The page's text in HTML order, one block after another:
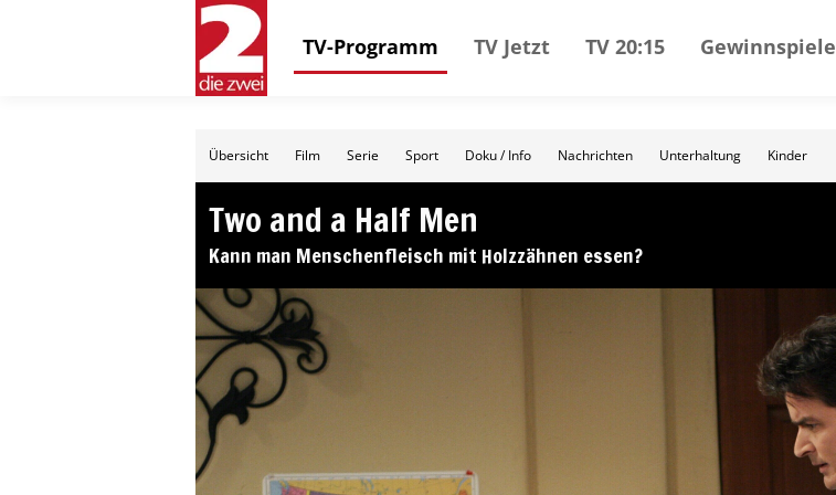
TV-Programm TV Jetzt TV 20:15 Gewinnspiele
Übersicht Film Serie Sport Doku / Info Nachrichten Unterhaltung Kinder
Two and a Half Men
Kann man Menschenfleisch mit Holzzähnen essen?